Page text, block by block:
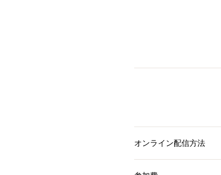
オンライン配信方法